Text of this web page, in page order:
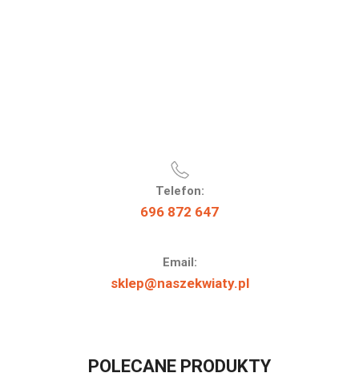
Telefon:
696 872 647
Email:
sklep@naszekwiaty.pl
POLECANE PRODUKTY